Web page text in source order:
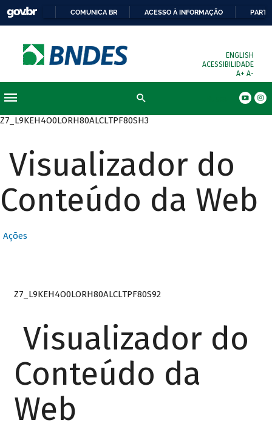
COMUNICA BR ACESSO À INFORMAÇÃO
ENGLISH
ACESSIBILIDADE
A+ A-
Z7_L9KEH4O0LORH80ALCLTPF80SH3
Visualizador do
Conteúdo da Web
Ações
Z7_L9KEH4O0LORH80ALCLTPF80S92
Visualizador do
Conteúdo da
Web